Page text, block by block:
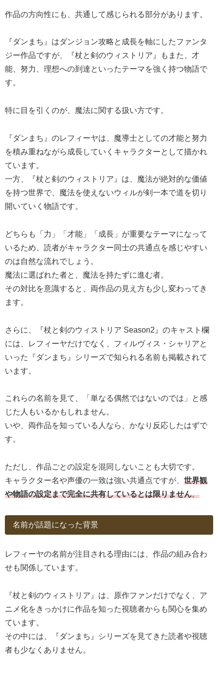
作品の方向性にも、共通して感じられる部分があります。
『ダンまち』はダンジョン攻略と成長を軸にしたファンタ
ジー作品ですが、『杖と剣のウィストリア』もまた、才
能、努力、理想への到達といったテーマを強く持つ物語で
す。
特に目を引くのが、魔法に関する扱い方です。
『ダンまち』のレフィーヤは、魔導士としての才能と努力
を積み重ねながら成長していくキャラクターとして描かれ
ています。
一方、『杖と剣のウィストリア』は、魔法が絶対的な価値
を持つ世界で、魔法を使えないウィルが剣一本で道を切り
開いていく物語です。
どちらも「力」「才能」「成長」が重要なテーマになって
いるため、読者がキャラクター同士の共通点を感じやすい
のは自然な流れでしょう。
魔法に選ばれた者と、魔法を持たずに進む者。
その対比を意識すると、両作品の見え方も少し変わってき
ます。
さらに、『杖と剣のウィストリア Season2』のキャスト欄
には、レフィーヤだけでなく、フィルヴィス・シャリアと
いった『ダンまち』シリーズで知られる名前も掲載されて
います。
これらの名前を見て、「単なる偶然ではないのでは」と感
じた人もいるかもしれません。
いや、両作品を知っている人なら、かなり反応したはずで
す。
ただし、作品ごとの設定を混同しないことも大切です。
キャラクター名や声優の一致は強い共通点ですが、 世界観
や物語の設定まで完全に共有しているとは限りません。
名前が話題になった背景
レフィーヤの名前が注目される理由には、作品の組み合わ
せも関係しています。
『杖と剣のウィストリア』は、原作ファンだけでなく、ア
ニメ化をきっかけに作品を知った視聴者からも関心を集め
ています。
その中には、『ダンまち』シリーズを見てきた読者や視聴
者も少なくありません。